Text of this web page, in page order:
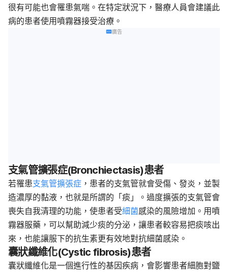
很有可能也會罹患氣喘。在特定狀況下，醫療人員會建議此
病的患者使用噴霧器接受治療。
廣告
支氣管擴張症(Bronchiectasis)患者
若罹患支氣管擴張症 ，患者的支氣管就會受傷、發炎，並製
造濃厚的黏液，也就是所謂的「痰」。過度擴張的支氣管會
喪失自我清理的功能，使患者受細菌感染的風險增加。用噴
霧器服藥，可以幫助減少痰的分泌，讓患者較容易把痰咳出
來，也能讓服下的抗生素更有效地對抗細菌感染。
囊狀纖維化(Cystic fibrosis)患者
囊狀纖維化是一個進行性的基因疾病，會影響患者細胞對鹽